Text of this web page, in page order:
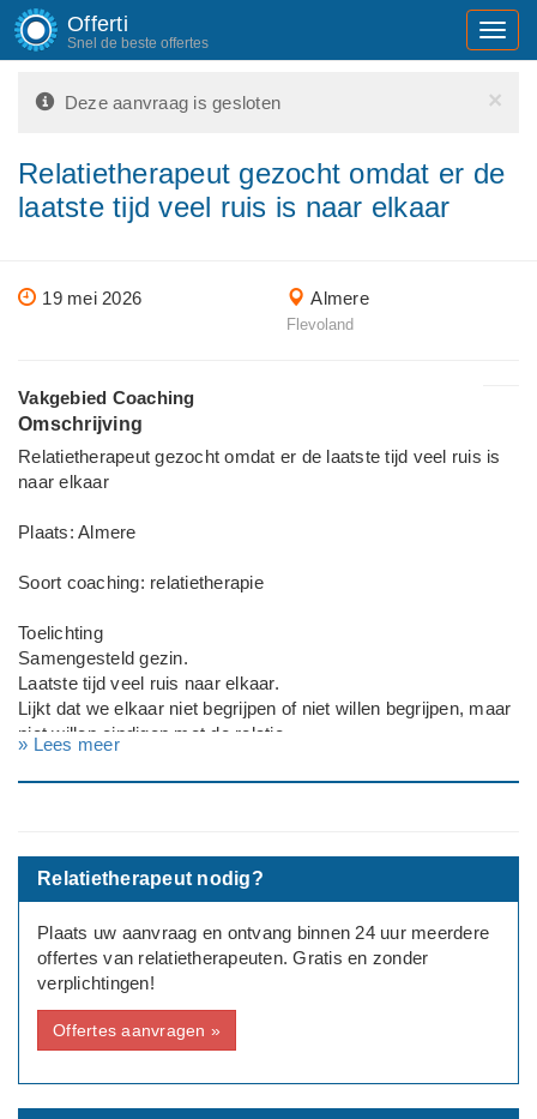
Offerti
Snel de beste offertes
×
Deze aanvraag is gesloten
Relatietherapeut gezocht omdat er de
laatste tijd veel ruis is naar elkaar
19 mei 2026 Almere
Flevoland
Vakgebied Coaching
Omschrijving
Relatietherapeut gezocht omdat er de laatste tijd veel ruis is
naar elkaar
Plaats: Almere
Soort coaching: relatietherapie
Toelichting
Samengesteld gezin.
Laatste tijd veel ruis naar elkaar.
Lijkt dat we elkaar niet begrijpen of niet willen begrijpen, maar
niet willen eindigen met de relatie.
» Lees meer
Relatietherapeut nodig?
Plaats uw aanvraag en ontvang binnen 24 uur meerdere
offertes van relatietherapeuten. Gratis en zonder
verplichtingen!
Offertes aanvragen »